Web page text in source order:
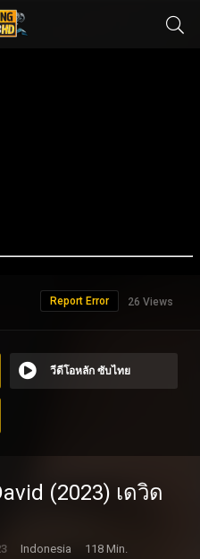
26 Views
Report Error
วีดีโอหลัก ซับไทย
(2023) เดวิด
Indonesia
118 Min.